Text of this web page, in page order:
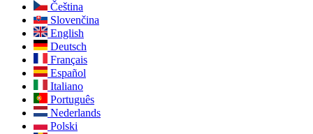
Čeština
Slovenčina
English
Deutsch
Français
Español
Italiano
Português
Nederlands
Polski